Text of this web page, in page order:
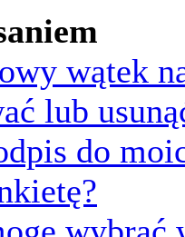
wątek
lub
do